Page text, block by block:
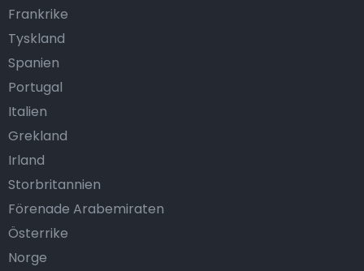
Frankrike
Tyskland
Spanien
Portugal
Italien
Grekland
Irland
Storbritannien
Förenade Arabemiraten
Österrike
Norge